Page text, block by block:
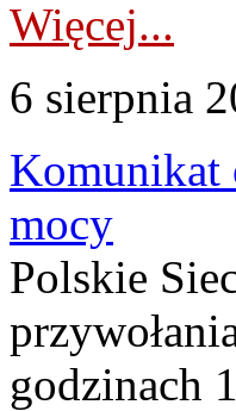
Więcej...
6 sierpnia
Komunikat
mocy
Polskie
godzinach